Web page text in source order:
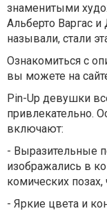
знаменитыми
Альберто Варгас
называли, стали
Ознакомиться с
вы можете на
Pin-Up девушки
привлекательно.
включают:
- Выразительные
изображались в
комических
- Яркие цвета и